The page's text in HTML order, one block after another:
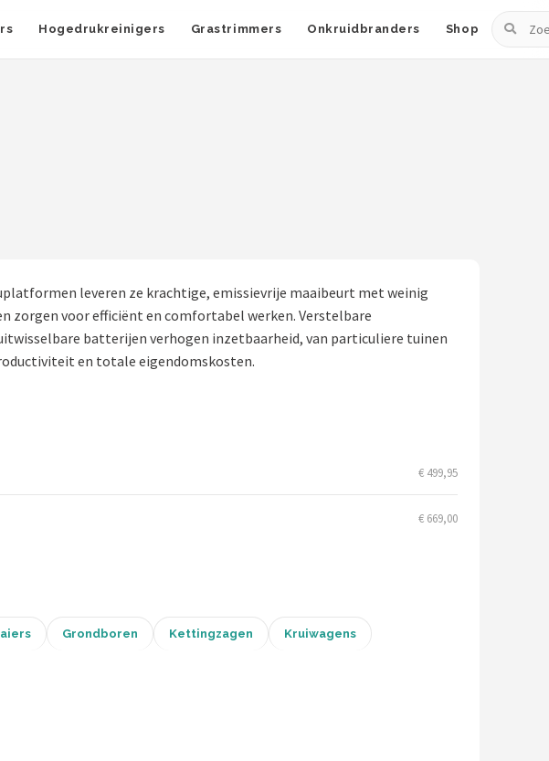
Hogedrukreinigers Grastrimmers Onkruidbranders Shop
Zoeken
leveren ze krachtige, emissievrije maaibeurt met weinig
zorgen voor efficiënt en comfortabel werken. Verstelbare
batterijen verhogen inzetbaarheid, van particuliere tuinen
en totale eigendomskosten.
€ 499,95
€ 669,00
Grondboren Kettingzagen Kruiwagens